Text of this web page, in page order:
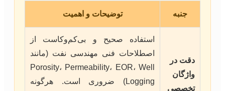
جنبه توضیحات و اهمیت
دقت در
واژگان
تخصصی
استفاده صحیح و بی‌کم‌وکاست از
اصطلاحات فنی مهندسی نفت (مانند
Porosity، Permeability، EOR، Well
Logging) ضروری است. هرگونه